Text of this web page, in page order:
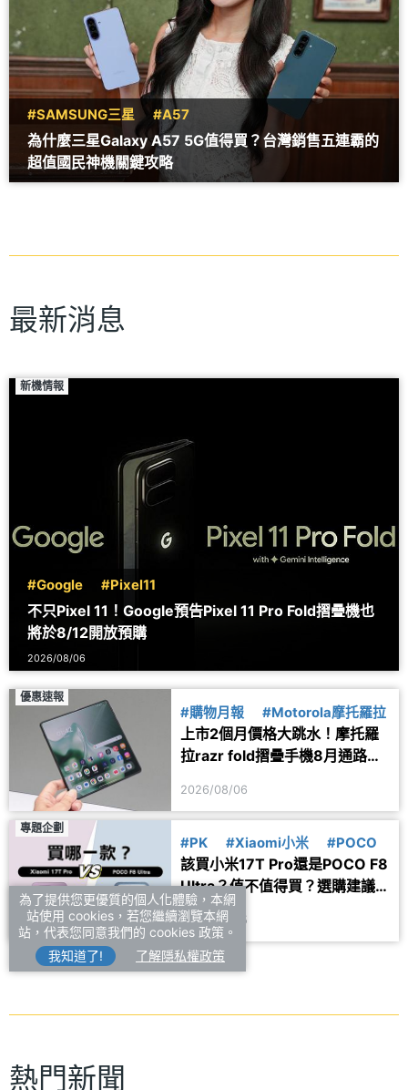
#SAMSUNG三星 #A57
為什麼三星Galaxy A57 5G值得買？台灣銷售五連霸的
超值國民神機關鍵攻略
最新消息
新機情報
#Google #Pixel11
不只Pixel 11！Google預告Pixel 11 Pro Fold摺疊機也
將於8/12開放預購
2026/08/06
優惠速報
#購物月報 #Motorola摩托羅拉
上市2個月價格大跳水！摩托羅
拉razr fold摺疊手機8月通路最
2026/08/06
專題企劃
#PK #Xiaomi小米 #POCO
該買小米17T Pro還是POCO F8
Ultra？值不值得買？選購建議
一次看
2026/08/05
熱門新聞
為了提供您更優質的個人化體驗，本網
站使用 cookies，若您繼續瀏覽本網
站，代表您同意我們的 cookies 政策。
我知道了!
了解隱私權政策